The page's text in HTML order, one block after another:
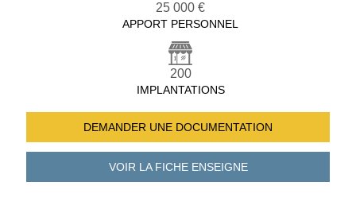
25 000 €
APPORT PERSONNEL
200
IMPLANTATIONS
DEMANDER UNE DOCUMENTATION
VOIR LA FICHEENSEIGNE